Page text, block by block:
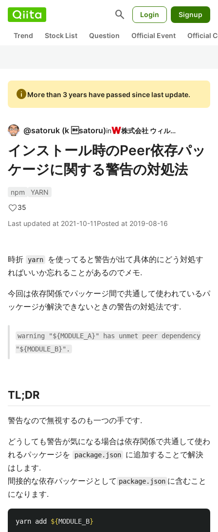
search Login Signup
Trend Stock List Question Official Event Official
infoMore than 3 years have passed since last update.
@satoruk (k satoru)in 株式会社 ウィルド
インストール時のPeer依存パッ
ケージに関する警告の対処法
npm
YARN
35
Last updated at 2021-10-11Posted at 2019-08-16
時折 yarn
を使ってると警告が出て具体的にどう対処す
ればいいか忘れることがあるのでメモ.
今回は依存関係でパッケージ間で共通して使われているパ
ッケージが解決できないときの警告の対処法です.
warning "${MODULE_A}" has unmet peer dependency
"${MODULE_B}".
TL;DR
警告なので無視するのも一つの手です.
どうしても警告が気になる場合は依存関係で共通して使わ
れるパッケージを
package.json
に追加することで解決
はします.
間接的な依存パッケージとして package.json に含むこと
になります.
yarn add ${MODULE_B}